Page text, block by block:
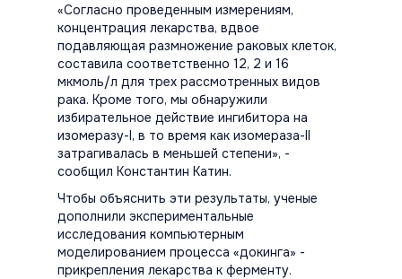
«Согласно проведенным измерениям,
концентрация лекарства, вдвое
подавляющая размножение раковых клеток,
составила соответственно 12, 2 и 16
мкмоль/л для трех рассмотренных видов
рака. Кроме того, мы обнаружили
избирательное действие ингибитора на
изомеразу-I, в то время как изомераза-II
затрагивалась в меньшей степени», -
сообщил Константин Катин.
Чтобы объяснить эти результаты, ученые
дополнили экспериментальные
исследования компьютерным
моделированием процесса «докинга» -
прикрепления лекарства к ферменту.